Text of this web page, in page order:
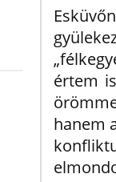
értem
hanem